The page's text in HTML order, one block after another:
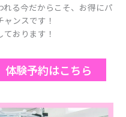
る今だからこそ、お得にパ
ンスです！
おります！
体験予約はこちら